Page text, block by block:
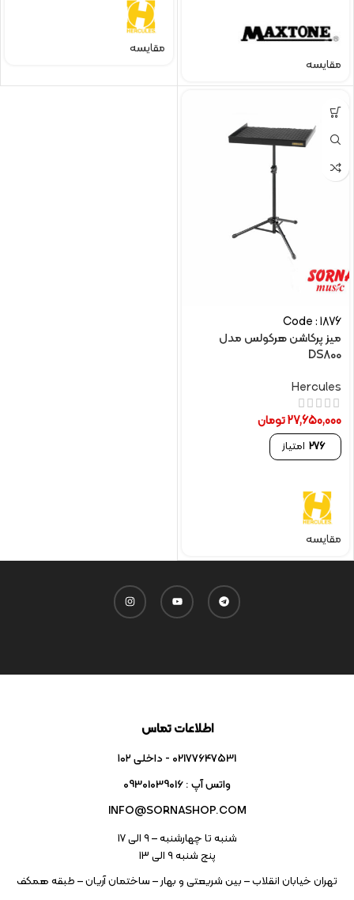
مقایسه
مقایسه
Code : 1876
میز پرکاشن هرکولس مدل
DS800
Hercules
27,650,000تومان
276 امتیاز
مقایسه
اطلاعات تماس
02177647531 - داخلی ۱۰۲
واتس آپ : 09301039016
INFO@SORNASHOP.COM
شنبه تا چهارشنبه – ۹ الی 17
پنج شنبه ۹ الی 13
تهران خیابان انقلاب – بین شریعتی و بهار – ساختمان آریان – طبقه همکف